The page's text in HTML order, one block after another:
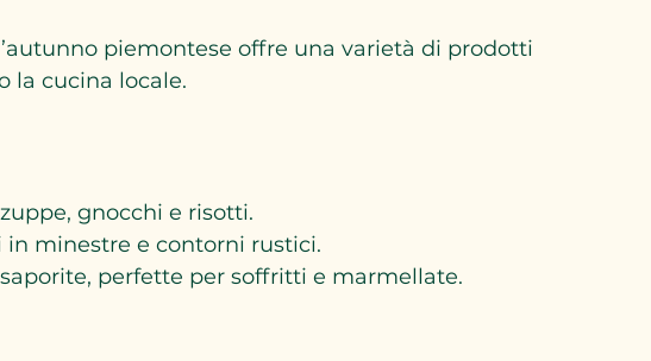
piemontese offre una varietà di prodotti
la cucina locale.
gnocchi e risotti.
in minestre e contorni rustici.
perfette per soffritti e marmellate.